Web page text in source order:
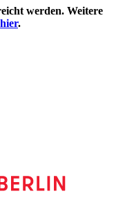
werden. Weitere
hier.